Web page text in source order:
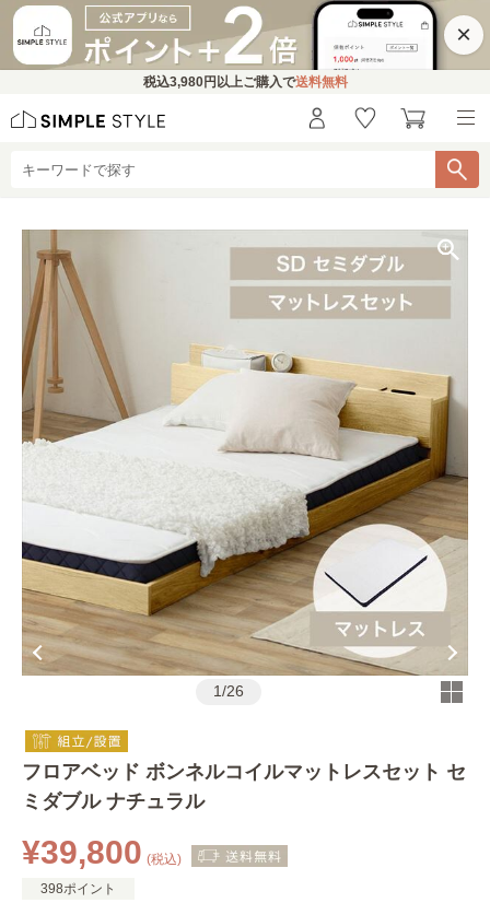
×
税込3,980円 以上ご購入で送料無料
1/26
フロアベッド ボンネルコイルマットレスセット セ
ミダブル ナチュラル
¥39,800 (税込)
398ポイント